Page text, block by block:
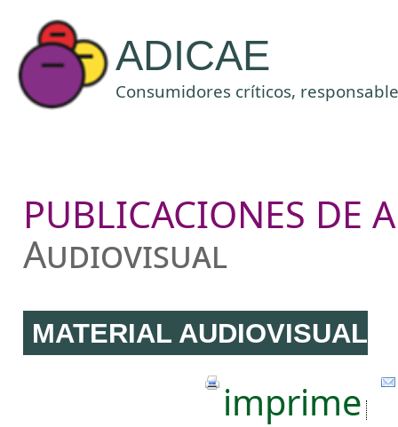
ADICAE
Consumidores críticos,
PUBLICACIONES DE
Audiovisual
MATERIAL AUDIOVISUAL
imprime